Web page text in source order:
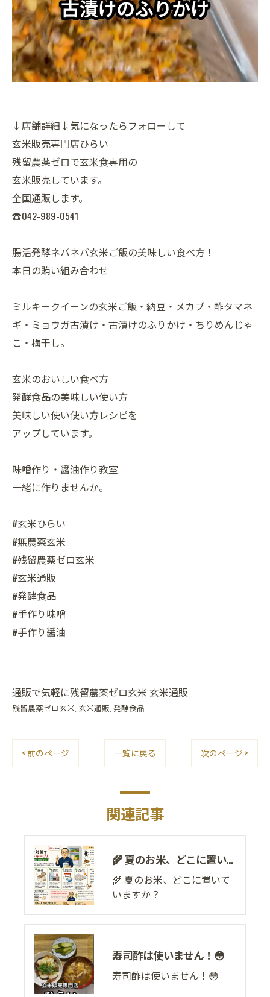
↓店舗詳細↓気になったらフォローして
玄米販売専門店ひらい
残留農薬ゼロで玄米食専用の
玄米販売しています。
全国通販します。
☎042-989-0541
腸活発酵ネバネバ玄米ご飯の美味しい食べ方！
本日の賄い組み合わせ
ミルキークイーンの玄米ご飯・納豆・メカブ・酢タマネ
ギ・ミョウガ古漬け・古漬けのふりかけ・ちりめんじゃ
こ・梅干し。
玄米のおいしい食べ方
発酵食品の美味しい使い方
美味しい使い使い方レシピを
アップしています。
味噌作り・醤油作り教室
一緒に作りませんか。
#玄米ひらい
#無農薬玄米
#残留農薬ゼロ玄米
#玄米通販
#発酵食品
#手作り味噌
#手作り醤油
通販で気軽に残留農薬ゼロ玄米 玄米通販
残留農薬ゼロ玄米 玄米通販 発酵食品
< 前のページ 一覧に戻る 次のページ >
関連記事
🌾 夏のお米、どこに置いていますか？
🌾 夏のお米、どこに置いて
いますか？
寿司酢は使いません！😳
寿司酢は使いません！😳